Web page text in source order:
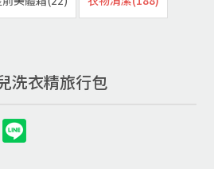
洗衣精旅行包